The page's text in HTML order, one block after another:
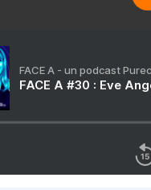
FACE A - un podcast
FACE A #30 : Eve